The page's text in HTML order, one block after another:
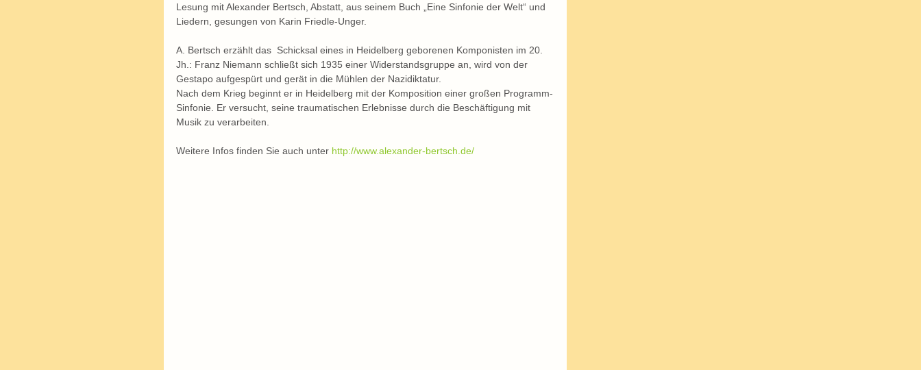
Lesung mit Alexander Bertsch, Abstatt, aus seinem Buch „Eine Sinfonie der Welt“ und
Liedern, gesungen von Karin Friedle-Unger.
A. Bertsch erzählt das  Schicksal eines in Heidelberg geborenen Komponisten im 20.
Jh.: Franz Niemann schließt sich 1935 einer Widerstandsgruppe an, wird von der
Gestapo aufgespürt und gerät in die Mühlen der Nazidiktatur.
Nach dem Krieg beginnt er in Heidelberg mit der Komposition einer großen Programm-
Sinfonie. Er versucht, seine traumatischen Erlebnisse durch die Beschäftigung mit
Musik zu verarbeiten.
Weitere Infos finden Sie auch unter http://www.alexander-bertsch.de/